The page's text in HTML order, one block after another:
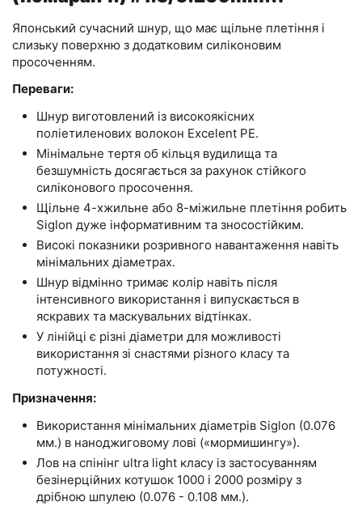
Японський сучасний шнур, що має щільне плетіння і
слизьку поверхню з додатковим силіконовим
просоченням.
Переваги:
Шнур виготовлений із високоякісних
поліетиленових волокон Excelent PE.
Мінімальне тертя об кільця вудилища та
безшумність досягається за рахунок стійкого
силіконового просочення.
Щільне 4-хжильне або 8-міжильне плетіння робить
Siglon дуже інформативним та зносостійким.
Високі показники розривного навантаження навіть
мінімальних діаметрах.
Шнур відмінно тримає колір навіть після
інтенсивного використання і випускається в
яскравих та маскувальних відтінках.
У лінійці є різні діаметри для можливості
використання зі снастями різного класу та
потужності.
Призначення:
Використання мінімальних діаметрів Siglon (0.076
мм.) в наноджиговому лові («мормишингу»).
Лов на спінінг ultra light класу із застосуванням
безінерційних котушок 1000 і 2000 розміру з
дрібною шпулею (0.076 - 0.108 мм.).